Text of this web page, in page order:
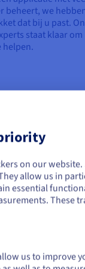
beheert, we
dat bij u past.
staat klaar
helpen.
geen
bevinden.
doorbladeren en
on our website.
allow us in
essential
These
us to improve